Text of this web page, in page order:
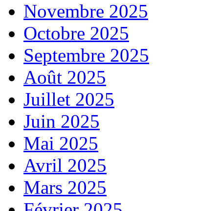
Novembre 2025
Octobre 2025
Septembre 2025
Août 2025
Juillet 2025
Juin 2025
Mai 2025
Avril 2025
Mars 2025